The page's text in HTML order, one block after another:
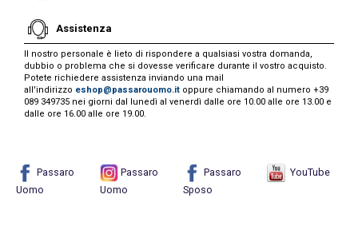
Assistenza
Il nostro personale è lieto di rispondere a qualsiasi vostra domanda,
dubbio o problema che si dovesse verificare durante il vostro acquisto.
Potete richiedere assistenza inviando una mail
all'indirizzo eshop@passarouomo.it oppure chiamando al numero +39
089 349735 nei giorni dal lunedì al venerdì dalle ore 10.00 alle ore 13.00 e
dalle ore 16.00 alle ore 19.00.
Passaro
Uomo
Passaro
Uomo
Passaro
Sposo
YouTube